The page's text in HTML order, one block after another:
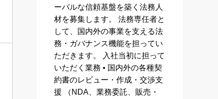
ーバルな信頼基盤を築く法務人
材を募集します。 法務専任者と
して、国内外の事業を支える法
務・ガバナンス機能を担ってい
ただきます。 入社当初に担って
いただく業務 • 国内外の各種契
約書のレビュー・作成・交渉支
援 （NDA、業務委託、販売・